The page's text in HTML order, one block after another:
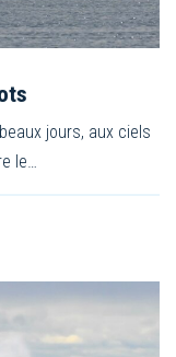
jours, aux ciels
le…